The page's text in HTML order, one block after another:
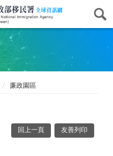
廉政園區
回上一頁 友善列印